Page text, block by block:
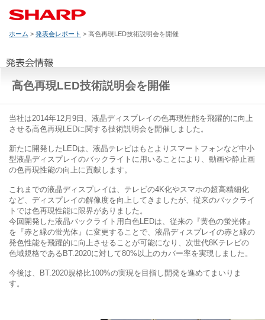
ホーム > 発表会レポート > 高色再現LED技術説明会を開催
高色再現LED技術説明会を開催
当社は2014年12月9日、液晶ディスプレイの色再現性能を飛躍的に向上
させる高色再現LEDに関する技術説明会を開催しました。
新たに開発したLEDは、液晶テレビはもとよりスマートフォンなど中小
型液晶ディスプレイのバックライトに用いることにより、動画や静止画
の色再現性能の向上に貢献します。
これまでの液晶ディスプレイは、テレビの4K化やスマホの超高精細化
など、ディスプレイの解像度を向上してきましたが、従来のバックライ
トでは色再現性能に限界がありました。
今回開発した液晶バックライト用白色LEDは、従来の『黄色の蛍光体』
を『赤と緑の蛍光体』に変更することで、液晶ディスプレイの赤と緑の
発色性能を飛躍的に向上させることが可能になり、次世代8Kテレビの
色域規格であるBT.2020に対して80%以上のカバー率を実現しました。
今後は、BT.2020規格比100%の実現を目指し開発を進めてまいりま
す。